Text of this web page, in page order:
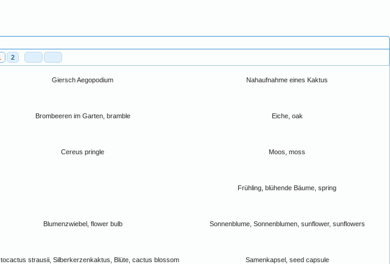
2
Giersch Aegopodium Nahaufnahme eines Kaktus
Brombeeren im Garten, bramble Eiche, oak
Cereus pringle Moos, moss
Frühling, blühende Bäume, spring
Blumenzwiebel, flower bulb Sonnenblume, Sonnenblumen, sunflower, sunflowers
strausii, Silberkerzenkaktus, Blüte, cactus blossom Samenkapsel, seed capsule